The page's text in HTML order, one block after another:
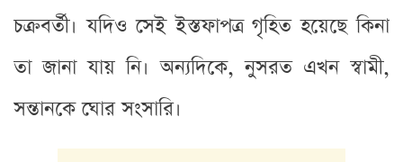
চক্রবর্তী। যদিও সেই ইস্তফাপত্র গৃহিত হয়েছে কিনা
তা জানা যায় নি। অন্যদিকে, নুসরত এখন স্বামী,
সন্তানকে ঘোর সংসারি।